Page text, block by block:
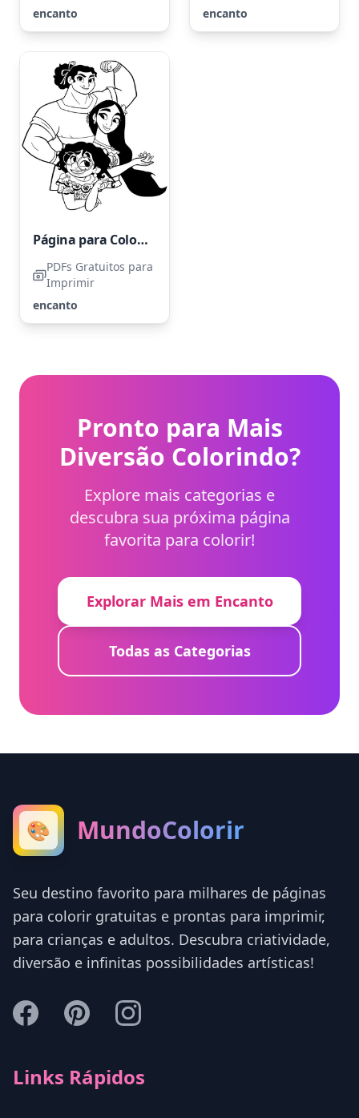
encanto
encanto
Página para Colorir Encanto para Imprimir
PDFs Gratuitos para
Imprimir
encanto
Pronto para Mais
Diversão Colorindo?
Explore mais categorias e
descubra sua próxima página
favorita para colorir!
Explorar Mais em Encanto
Todas as Categorias
🎨 MundoColorir
Seu destino favorito para milhares de páginas
para colorir gratuitas e prontas para imprimir,
para crianças e adultos. Descubra criatividade,
diversão e infinitas possibilidades artísticas!
Links Rápidos